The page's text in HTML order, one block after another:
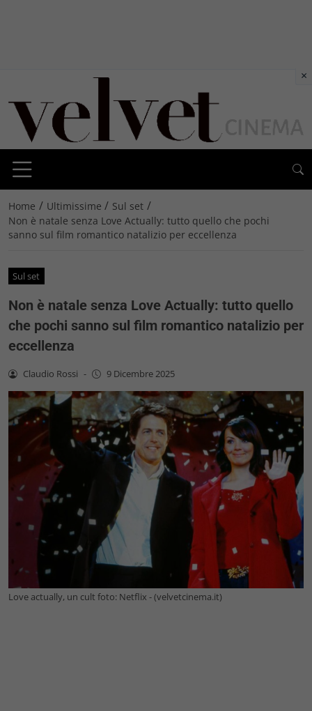
Home / Ultimissime / Sul set /
Non è natale senza Love Actually: tutto quello che pochi
sanno sul film romantico natalizio per eccellenza
Sul set
Non è natale senza Love Actually: tutto quello
che pochi sanno sul film romantico natalizio per
eccellenza
Claudio Rossi - 9 Dicembre 2025
Love actually, un cult foto: Netflix - (velvetcinema.it)
×